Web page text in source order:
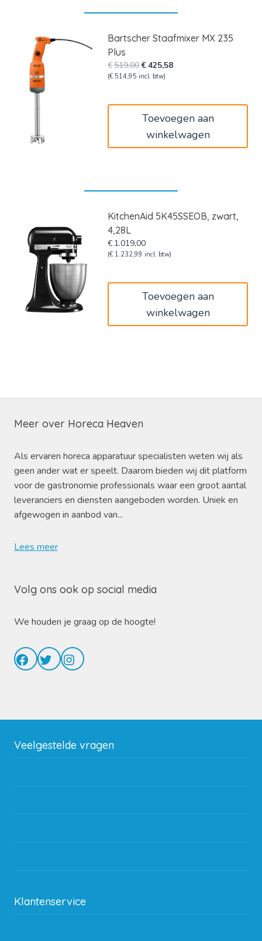
Bartscher Staafmixer MX 235
Plus
€519,00Oorspronkelijke
prijs
€425,58Huidige
(€ 514,95 incl. btw)
Toevoegen aan
winkelwagen
KitchenAid 5K45SSEOB, zwart,
4,28L
€ 1.019,00
(€ 1.232,99 incl. btw)
Toevoegen aan
winkelwagen
Meer over Horeca Heaven
Als ervaren horeca apparatuur specialisten weten wij als
geen ander wat er speelt. Daarom bieden wij dit platform
voor de gastronomie professionals waar een groot aantal
leveranciers en diensten aangeboden worden. Uniek en
afgewogen in aanbod van...
Lees meer
Volg ons ook op social media
We houden je graag op de hoogte!
Facebook
TwitterInstagram
Veelgestelde vragen
Klantenservice